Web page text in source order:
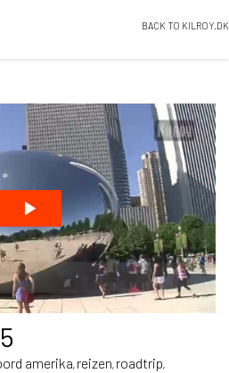
BACK TO KILROY.DK
amerika, reizen, roadtrip,